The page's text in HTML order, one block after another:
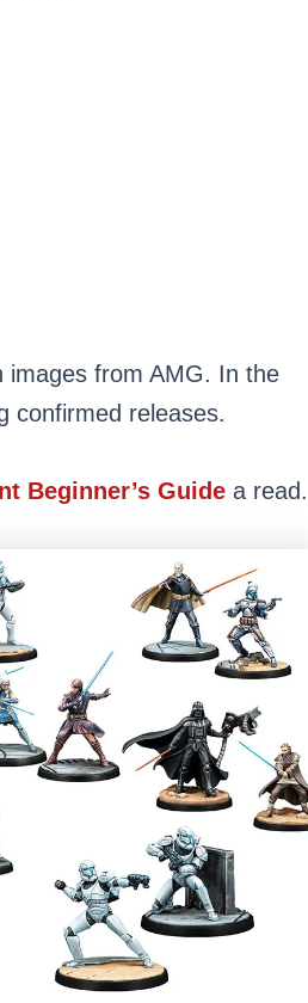
images from AMG. In the
confirmed releases.
Beginner’s Guide a read.